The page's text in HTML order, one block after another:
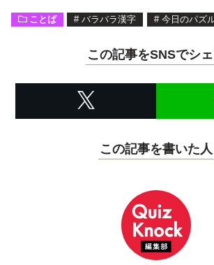
ことば # バラバラ漢字 # 今日のパズ
この記事をSNSでシ
この記事を書いた人